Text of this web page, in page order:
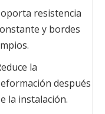
resistencia
y bordes
la
después
la instalación.